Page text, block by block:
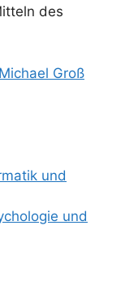
des
Groß
und
und